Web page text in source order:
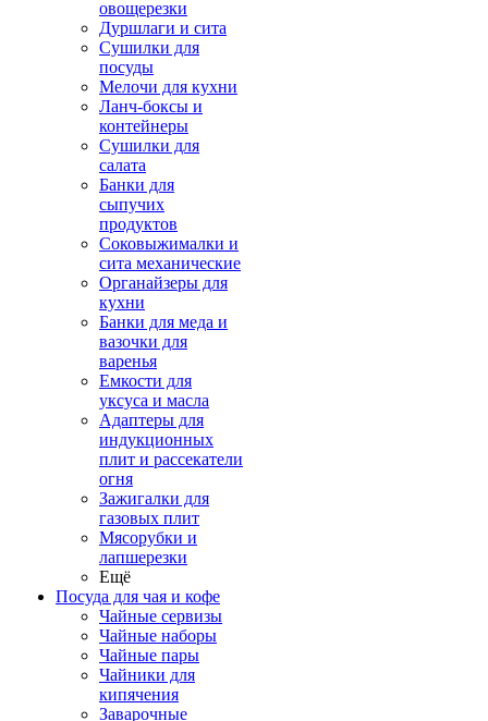
овощерезки
Дуршлаги и сита
Сушилки для
посуды
Мелочи для кухни
Ланч-боксы и
контейнеры
Сушилки для
салата
Банки для
сыпучих
продуктов
Соковыжималки и
сита механические
Органайзеры для
кухни
Банки для меда и
вазочки для
варенья
Емкости для
уксуса и масла
Адаптеры для
индукционных
плит и рассекатели
огня
Зажигалки для
газовых плит
Мясорубки и
лапшерезки
Ещё
Посуда для чая и кофе
Чайные сервизы
Чайные наборы
Чайные пары
Чайники для
кипячения
Заварочные